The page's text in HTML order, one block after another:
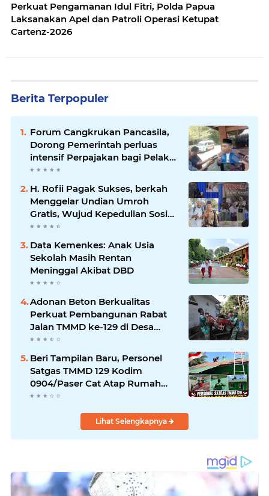
Perkuat Pengamanan Idul Fitri, Polda Papua
Laksanakan Apel dan Patroli Operasi Ketupat
Cartenz-2026
Berita Terpopuler
Forum Cangkrukan Pancasila,
Dorong Pemerintah perluas
intensif Perpajakan bagi Pelaku
Usaha UMKM.
H. Rofii Pagak Sukses, berkah
Menggelar Undian Umroh
Gratis, Wujud Kepedulian Sosial
berbagi.
Data Kemenkes: Anak Usia
Sekolah Masih Rentan
Meninggal Akibat DBD
Adonan Beton Berkualitas
Perkuat Pembangunan Rabat
Jalan TMMD ke-129 di Desa
Ledoktempuro
Beri Tampilan Baru, Personel
Satgas TMMD 129 Kodim
0904/Paser Cat Atap Rumah
Marbot
Lihat Selengkapnya